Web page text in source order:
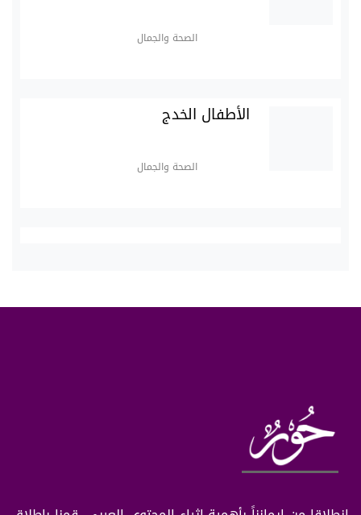
الصحة والجمال
الأطفال الخدج
الصحة والجمال